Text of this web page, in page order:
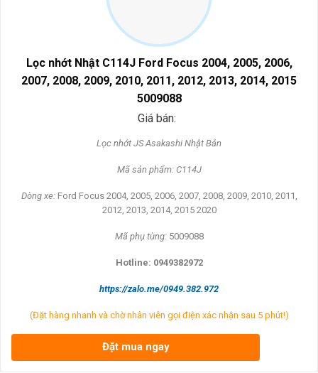
Lọc nhớt Nhật C114J Ford Focus 2004, 2005, 2006,
2007, 2008, 2009, 2010, 2011, 2012, 2013, 2014, 2015
5009088
Giá bán:
Lọc nhớt JS Asakashi Nhật Bản
Mã sản phẩm: C114J
Dòng xe: Ford Focus 2004, 2005, 2006, 2007, 2008, 2009, 2010, 2011,
2012, 2013, 2014, 2015 2020
Mã phụ tùng: 5009088
Hotline: 0949382972
https://zalo.me/0949.382.972
(Đặt hàng nhanh và chờ nhân viên gọi điện xác nhận sau 5 phút!)
Đặt mua ngay